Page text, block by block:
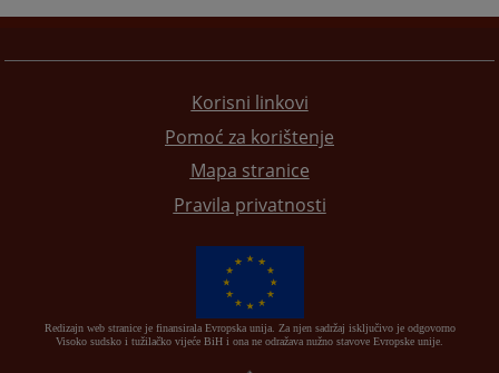
Korisni linkovi
Pomoć za korištenje
Mapa stranice
Pravila privatnosti
Redizajn web stranice je finansirala Evropska unija. Za njen sadržaj isključivo je odgovorno
Visoko sudsko i tužilačko vijeće BiH i ona ne odražava nužno stavove Evropske unije.